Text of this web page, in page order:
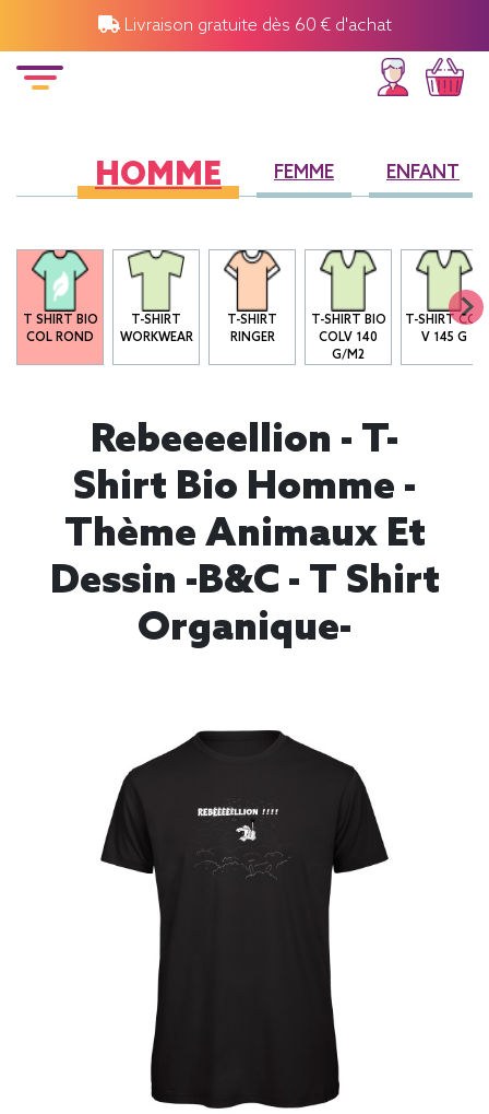
Livraison gratuite dès 60 € d'achat
HOMME FEMME ENFANT
T SHIRT BIO
COL ROND
T-SHIRT
WORKWEAR
T-SHIRT
RINGER
T-SHIRT BIO
COLV 140
G/M2
T-SHIRT COL
V 145 G
Rebeeeellion - T-
Shirt Bio Homme -
Thème Animaux Et
Dessin -B&C - T Shirt
Organique-